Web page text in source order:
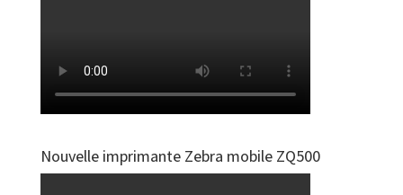
Nouvelle imprimante Zebra mobile ZQ500